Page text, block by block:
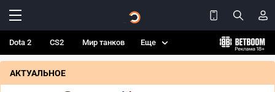
Dota 2 CS2 Мир танков Еще
АКТУАЛЬНОЕ